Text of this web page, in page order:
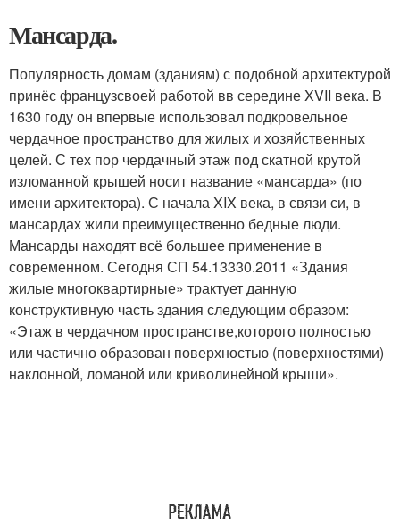
Мансарда.
Популярность домам (зданиям) с подобной архитектурой
принёс французсвоей работой вв середине XVII века. В
1630 году он впервые использовал подкровельное
чердачное пространство для жилых и хозяйственных
целей. С тех пор чердачный этаж под скатной крутой
изломанной крышей носит название «мансарда» (по
имени архитектора). С начала XIX века, в связи си, в
мансардах жили преимущественно бедные люди.
Мансарды находят всё большее применение в
современном. Сегодня СП 54.13330.2011 «Здания
жилые многоквартирные» трактует данную
конструктивную часть здания следующим образом:
«Этаж в чердачном пространстве,которого полностью
или частично образован поверхностью (поверхностями)
наклонной, ломаной или криволинейной крыши».